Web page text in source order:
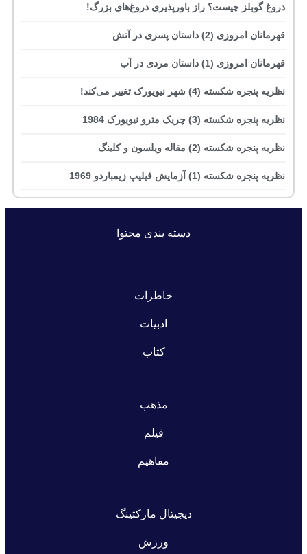
دروغ گوبلز چیست؟ راز باورپذیری دروغ‌های بزرگ!
قهرمانان امروزی (2) داستان پسری در آتش
قهرمانان امروزی (1) داستان مردی در آب
نظریه پنجره شکسته (4) شهر نیویورک تغییر می‌کند!
نظریه پنجره شکسته (3) چریک مترو نیویورک 1984
نظریه پنجره شکسته (2) مقاله ویلسون و کلینگ
نظریه پنجره شکسته (1) آزمایش فیلیپ زیمباردو 1969
دسته بندی محتوا
خاطرات
ادبیات
کتاب
مذهب
فیلم
مفاهیم
دیجیتال مارکتینگ
ورزش